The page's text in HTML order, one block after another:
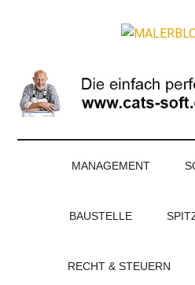
Magazin
für
Maler
und
MANAGEMENT
BAUSTELLE
RECHT & STEUERN